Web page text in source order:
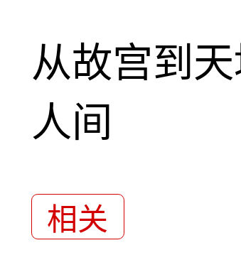
从故宫到
人间
相关